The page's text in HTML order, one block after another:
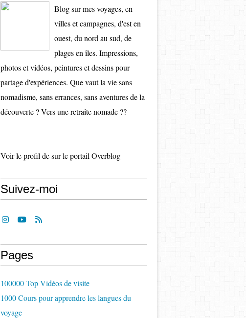
Blog sur mes voyages, en
villes et campagnes, d'est en
ouest, du nord au sud, de
plages en îles. Impressions,
photos et vidéos, peintures et dessins pour
partage d'expériences. Que vaut la vie sans
nomadisme, sans errances, sans aventures de la
découverte ? Vers une retraite nomade ??
Voir le profil desur le portail Overblog
Suivez-moi
Pages
100000 Top Vidéos de visite
1000 Cours pour apprendre les langues du
voyage